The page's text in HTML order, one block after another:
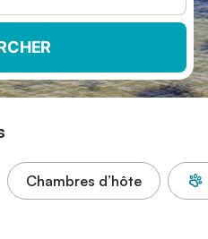
Chambres d’hôte